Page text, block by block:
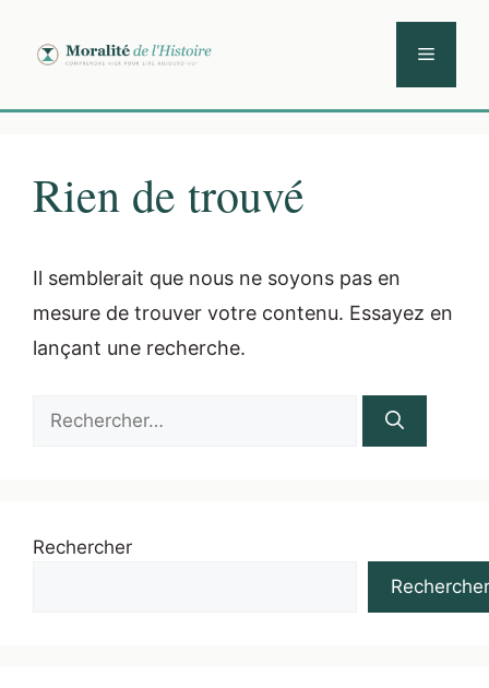
contenu
Menu
Rien de trouvé
Il semblerait que nous ne soyons pas en
mesure de trouver votre contenu. Essayez en
lançant une recherche.
Rechercher :
Rechercher
Rechercher